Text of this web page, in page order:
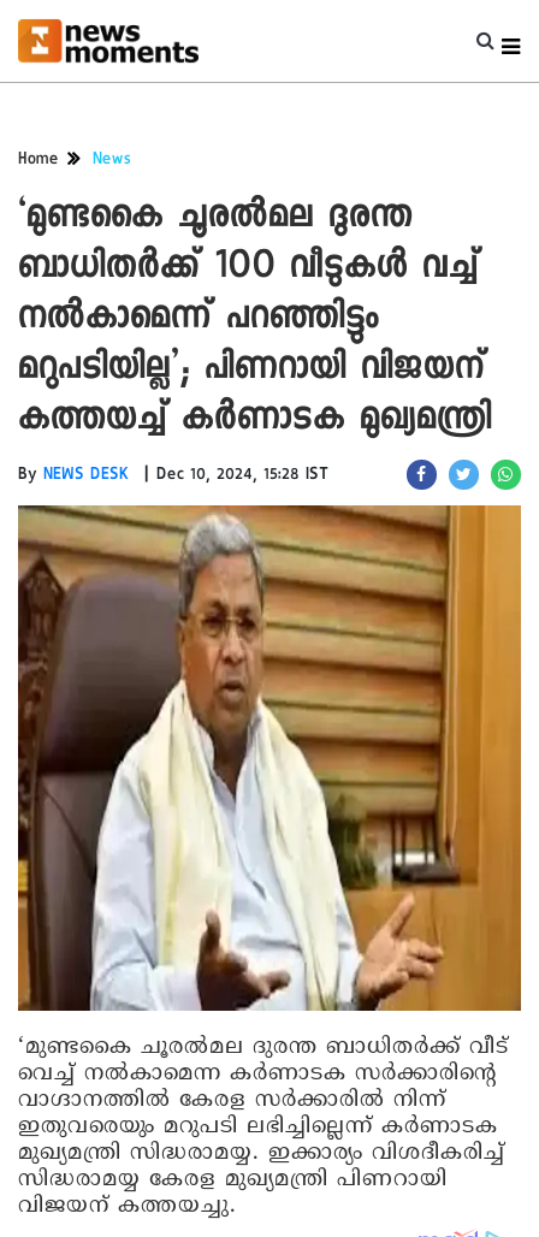
Home News
‘മുണ്ടകൈ ചൂരൽമല ദുരന്ത
ബാധിതർക്ക് 100 വീടുകൾ വച്ച്
നൽകാമെന്ന് പറഞ്ഞിട്ടും
മറുപടിയില്ല’; പിണറായി വിജയന്
കത്തയച്ച് കർണാടക മുഖ്യമന്ത്രി
By NEWS DESK | Dec 10, 2024, 15:28 IST
‘മുണ്ടകൈ ചൂരൽമല ദുരന്ത ബാധിതര്‍ക്ക് വീട്
വെച്ച് നൽകാമെന്ന കര്‍ണാടക സര്‍ക്കാരിന്‍റെ
വാഗ്ദാനത്തിൽ കേരള സര്‍ക്കാരിൽ നിന്ന്
ഇതുവരെയും മറുപടി ലഭിച്ചില്ലെന്ന് കര്‍ണാടക
മുഖ്യമന്ത്രി സിദ്ധരാമയ്യ. ഇക്കാര്യം വിശദീകരിച്ച്
സിദ്ധരാമയ്യ കേരള മുഖ്യമന്ത്രി പിണറായി
വിജയന് കത്തയച്ചു.